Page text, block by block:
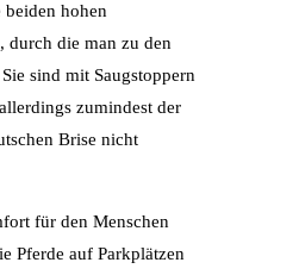
hohen
durch die man zu den
sind mit Saugstoppern
zumindest der
Brise nicht
für den Menschen
Pferde auf Parkplätzen